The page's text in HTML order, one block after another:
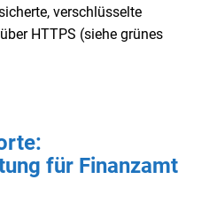
verschlüsselte
HTTPS (siehe grünes
für Finanzamt